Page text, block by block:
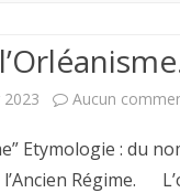
Aucun
Etymologie : du
Régime.